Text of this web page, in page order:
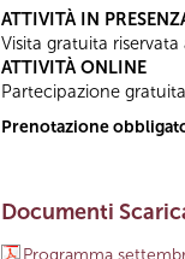
ATTIVITÀ IN
Visita gratuita riservata
ATTIVITÀ ONLINE
Partecipazione
Prenotazione
Documenti